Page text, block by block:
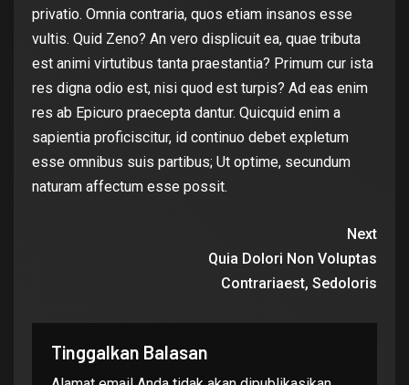
privatio. Omnia contraria, quos etiam insanos esse
vultis. Quid Zeno? An vero displicuit ea, quae tributa
est animi virtutibus tanta praestantia? Primum cur ista
res digna odio est, nisi quod est turpis? Ad eas enim
res ab Epicuro praecepta dantur. Quicquid enim a
sapientia proficiscitur, id continuo debet expletum
esse omnibus suis partibus; Ut optime, secundum
naturam affectum esse possit.
Next
Quia Dolori Non Voluptas
Contrariaest, Sedoloris
Tinggalkan Balasan